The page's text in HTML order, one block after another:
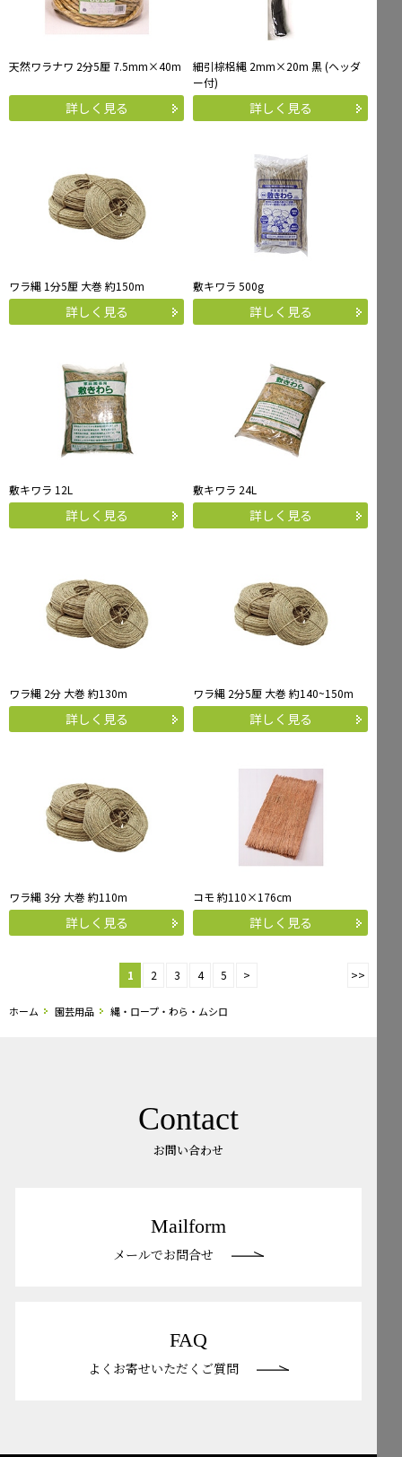
天然ワラナワ 2分5厘 7.5mm×40m
詳しく見る
細引棕梠縄 2mm×20m 黒 (ヘッダ
ー付)
詳しく見る
ワラ縄 1分5厘 大巻 約150m
詳しく見る
敷キワラ 500g
詳しく見る
敷キワラ 12L
詳しく見る
敷キワラ 24L
詳しく見る
ワラ縄 2分 大巻 約130m
詳しく見る
ワラ縄 2分5厘 大巻 約140~150m
詳しく見る
ワラ縄 3分 大巻 約110m
詳しく見る
コモ 約110×176cm
詳しく見る
1 2 3 4 5 > >>
ホーム 園芸用品 縄・ロープ・わら・ムシロ
Contact
お問い合わせ
Mailform
メールでお問合せ
FAQ
よくお寄せいただくご質問